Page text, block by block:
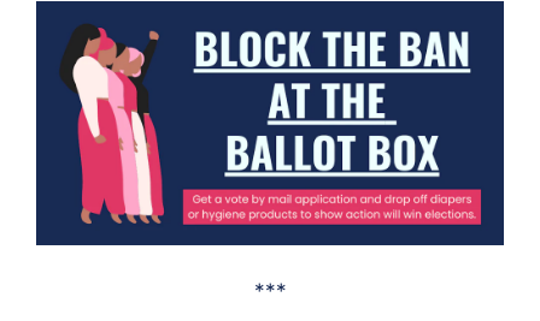
***